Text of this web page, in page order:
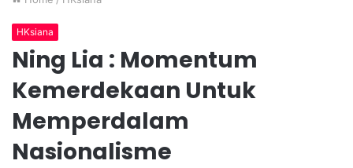
HKsiana
Ning Lia : Momentum
Kemerdekaan Untuk
Memperdalam
Nasionalisme